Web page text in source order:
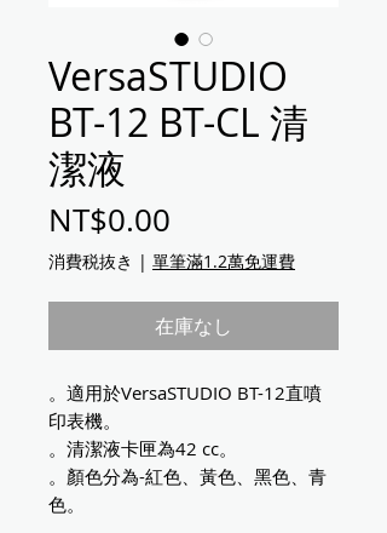
VersaSTUDIO
BT-12 BT-CL 清
潔液
NT$0.00
消費税抜き | 單筆滿1.2萬免運費
在庫なし
。適用於VersaSTUDIO BT-12直噴
印表機。
。清潔液卡匣為42 cc。
。顏色分為-紅色、黃色、黑色、青
色。